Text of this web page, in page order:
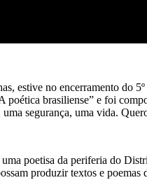
estive no encerramento do
poética brasiliense” e foi
segurança, uma vida.
poetisa da periferia do
produzir textos e